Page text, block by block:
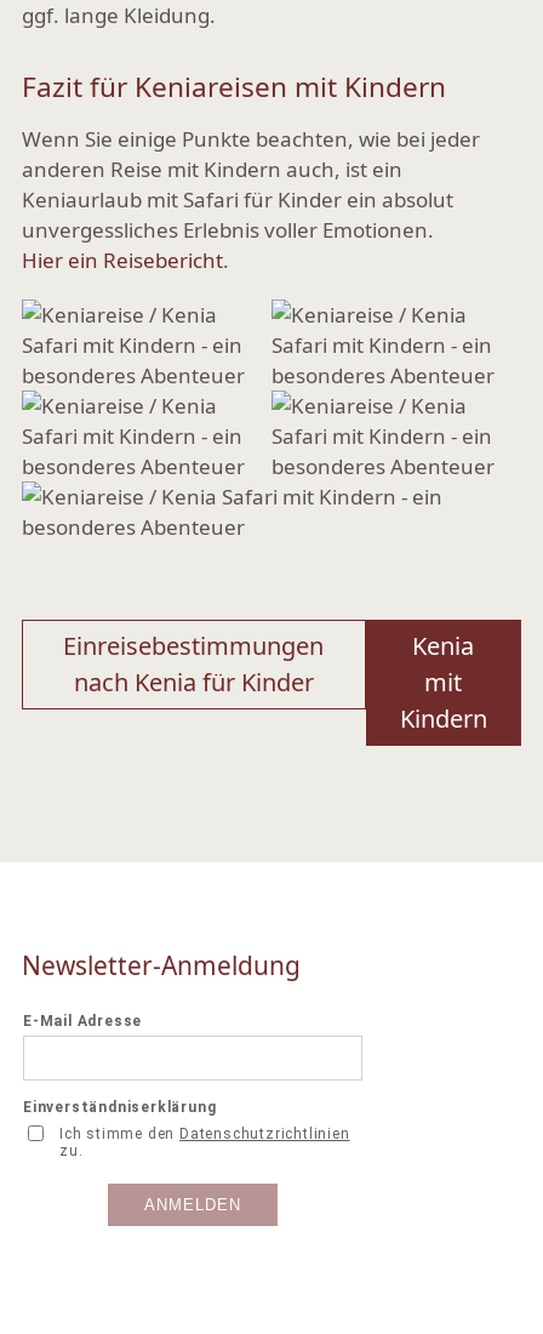
ggf. lange Kleidung.
Fazit für Keniareisen mit Kindern
Wenn Sie einige Punkte beachten, wie bei jeder
anderen Reise mit Kindern auch, ist ein
Keniaurlaub mit Safari für Kinder ein absolut
unvergessliches Erlebnis voller Emotionen.
Hier ein Reisebericht.
Beitragsnavigation
Einreisebestimmungen
nach Kenia für Kinder
Kenia
mit
Kindern
Newsletter-Anmeldung